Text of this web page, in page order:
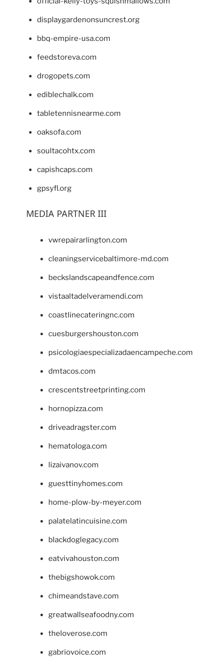
displaygardenonsuncrest.org
bbq-empire-usa.com
feedstoreva.com
drogopets.com
ediblechalk.com
tabletennisnearme.com
oaksofa.com
soultacohtx.com
capishcaps.com
gpsyfl.org
MEDIA PARTNER III
vwrepairarlington.com
cleaningservicebaltimore-md.com
beckslandscapeandfence.com
vistaaltadelveramendi.com
coastlinecateringnc.com
cuesburgershouston.com
psicologiaespecializadaencampeche.com
dmtacos.com
crescentstreetprinting.com
hornopizza.com
driveadragster.com
hematologa.com
lizaivanov.com
guesttinyhomes.com
home-plow-by-meyer.com
palatelatincuisine.com
blackdoglegacy.com
eatvivahouston.com
thebigshowok.com
chimeandstave.com
greatwallseafoodny.com
theloverose.com
gabriovoice.com